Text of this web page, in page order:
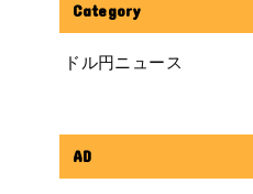
Category
ドル円ニュース
AD